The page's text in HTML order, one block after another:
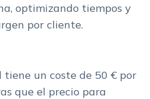
optimizando tiempos y
por cliente.
tiene un coste de 50 € por
que el precio para